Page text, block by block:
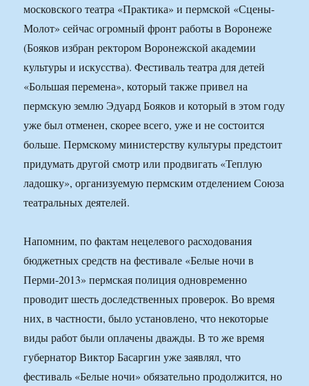
московского театра «Практика» и пермской «Сцены-
Молот» сейчас огромный фронт работы в Воронеже
(Бояков избран ректором Воронежской академии
культуры и искусства). Фестиваль театра для детей
«Большая перемена», который также привел на
пермскую землю Эдуард Бояков и который в этом году
уже был отменен, скорее всего, уже и не состоится
больше. Пермскому министерству культуры предстоит
придумать другой смотр или продвигать «Теплую
ладошку», организуемую пермским отделением Союза
театральных деятелей.
Напомним, по фактам нецелевого расходования
бюджетных средств на фестивале «Белые ночи в
Перми-2013» пермская полиция одновременно
проводит шесть доследственных проверок. Во время
них, в частности, было установлено, что некоторые
виды работ были оплачены дважды. В то же время
губернатор Виктор Басаргин уже заявлял, что
фестиваль «Белые ночи» обязательно продолжится, но